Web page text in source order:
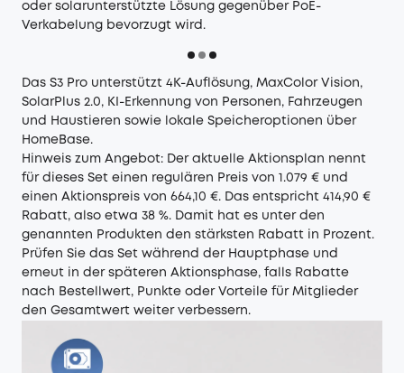
oder solarunterstützte Lösung gegenüber PoE-
Verkabelung bevorzugt wird.
Das S3 Pro unterstützt 4K-Auflösung, MaxColor Vision,
SolarPlus 2.0, KI-Erkennung von Personen, Fahrzeugen
und Haustieren sowie lokale Speicheroptionen über
HomeBase.
Hinweis zum Angebot: Der aktuelle Aktionsplan nennt
für dieses Set einen regulären Preis von 1.079 € und
einen Aktionspreis von 664,10 €. Das entspricht 414,90 €
Rabatt, also etwa 38 %. Damit hat es unter den
genannten Produkten den stärksten Rabatt in Prozent.
Prüfen Sie das Set während der Hauptphase und
erneut in der späteren Aktionsphase, falls Rabatte
nach Bestellwert, Punkte oder Vorteile für Mitglieder
den Gesamtwert weiter verbessern.